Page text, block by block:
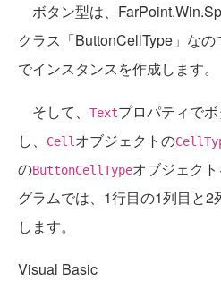
ボタン型は、
クラス「ButtonCellType」な
でインスタンスを作成します。
そして、 Textプロパティで
し、
Cellオブジェクトの
のButtonCellTypeオブジェク
グラムでは、1行目の1列目と2
します。
Visual Basic